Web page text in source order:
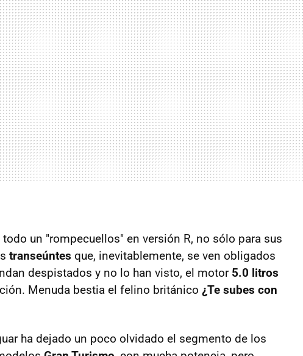
un "rompecuellos" en versión R, no sólo para sus
transeúntes que, inevitablemente, se ven obligados
despistados y no lo han visto, el motor 5.0 litros
Menuda bestia el felino británico ¿Te subes con
ha dejado un poco olvidado el segmento de los